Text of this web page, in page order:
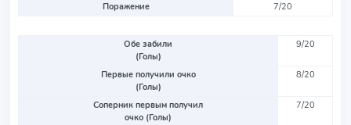
Поражение
7/20
Обе забили
(Голы)
9/20
Первые получили очко
(Голы)
8/20
Соперник первым получил
очко (Голы)
7/20